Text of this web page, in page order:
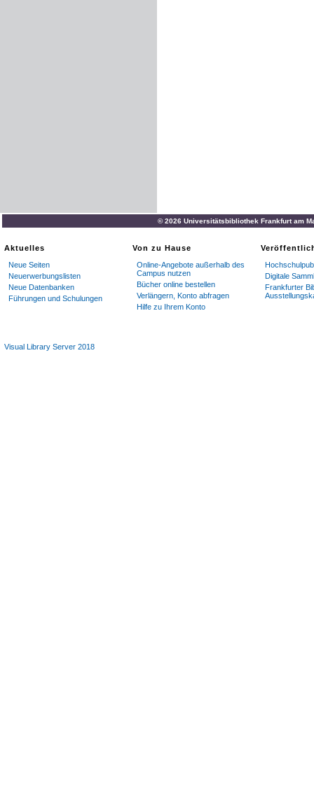
© 2026 Universitätsbibliothek Frankfurt am
Aktuelles
Neue Seiten
Neuerwerbungslisten
Neue Datenbanken
Führungen und Schulungen
Von zu Hause
Online-Angebote außerhalb des
Campus nutzen
Bücher online bestellen
Verlängern, Konto abfragen
Hilfe zu Ihrem Konto
Digitale
Frankfurter
Visual Library Server 2018